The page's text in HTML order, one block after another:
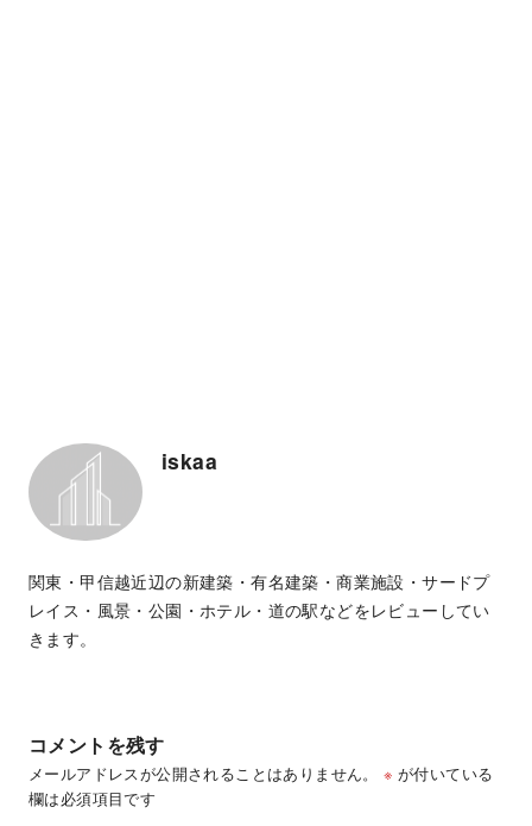
iskaa
関東・甲信越近辺の新建築・有名建築・商業施設・サードプ
レイス・風景・公園・ホテル・道の駅などをレビューしてい
きます。
コメントを残す
メールアドレスが公開されることはありません。 ※ が付いている
欄は必須項目です